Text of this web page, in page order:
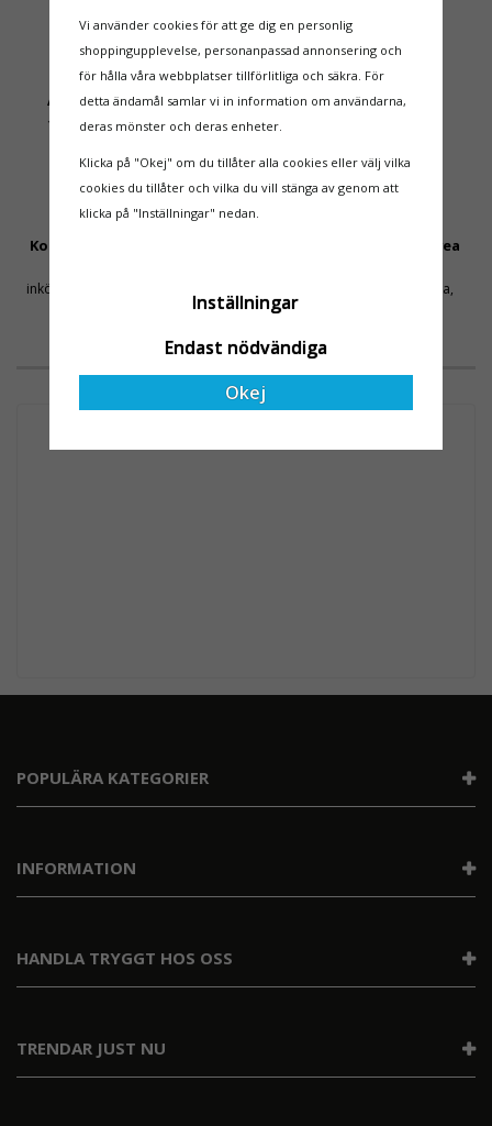
Sverige gällande
rullställningar, med s
tillgång till olika
arbetsnivåer, samtidigt
som de är anpassningsbar
Alltid Snabb Leverans
1-3 dagars leveranstid på
Kunnig Support
Konkurrenskraftiga Priser
inköpsvolymer håller priset nere
Säker Betalning Med Svea
kortbetalning, swish, faktura,
leasing eller delbetalning
VAD VÅRA KUNDER SÄGER
POPULÄRA KATEGORIER
INFORMATION
TRENDAR JUST NU
HANDLA TRYGGT HOS OSS
Vi använder cookies för att ge dig en personlig
shoppingupplevelse, personanpassad annonsering och
för hålla våra webbplatser tillförlitliga och säkra. För
detta ändamål samlar vi in information om användarna,
deras mönster och deras enheter.
Klicka på "Okej" om du tillåter alla cookies eller välj vilka
cookies du tillåter och vilka du vill stänga av genom att
klicka på "Inställningar" nedan.
Inställningar
Endast nödvändiga
Okej